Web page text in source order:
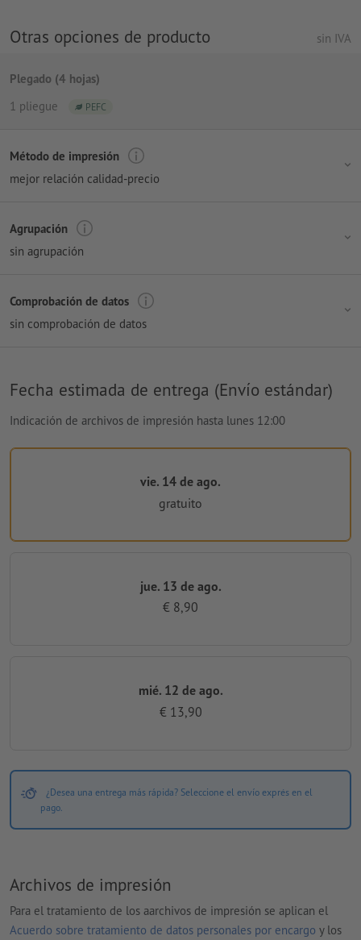
Otras opciones de producto sin IVA
Plegado (4 hojas)
1 pliegue
PEFC
Método de impresión
mejor relación calidad-precio
Agrupación
sin agrupación
Comprobación de datos
sin comprobación de datos
Fecha estimada de entrega (Envío estándar)
Indicación de archivos de impresión hasta lunes 12:00
vie. 14 de ago.
gratuito
jue. 13 de ago.
€ 8,90
mié. 12 de ago.
€ 13,90
¿Desea una entrega más rápida? Seleccione el envío exprés en el
pago.
Archivos de impresión
Para el tratamiento de los aarchivos de impresión se aplican el
Acuerdo sobre tratamiento de datos personales por encargo y los